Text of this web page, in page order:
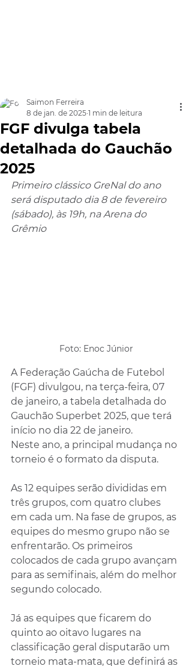
FGF divulga tabela
detalhada do Gauchão
2025
Saimon Ferreira
8 de jan. de 2025 1 min de leitura
Primeiro clássico GreNal do ano
será disputado dia 8 de fevereiro
(sábado), às 19h, na Arena do
Grêmio
Foto: Enoc Júnior
A Federação Gaúcha de Futebol
(FGF) divulgou, na terça-feira, 07
de janeiro, a tabela detalhada do
Gauchão Superbet 2025, que terá
início no dia 22 de janeiro.
Neste ano, a principal mudança no
torneio é o formato da disputa.
As 12 equipes serão divididas em
três grupos, com quatro clubes
em cada um. Na fase de grupos, as
equipes do mesmo grupo não se
enfrentarão. Os primeiros
colocados de cada grupo avançam
para as semifinais, além do melhor
segundo colocado.
Já as equipes que ficarem do
quinto ao oitavo lugares na
classificação geral disputarão um
torneio mata-mata, que definirá as